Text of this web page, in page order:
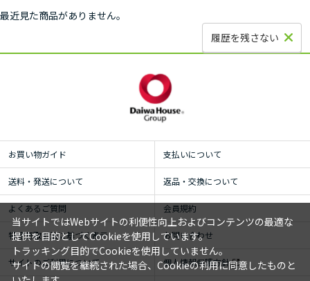
最近見た商品がありません。
履歴を残さない
お買い物ガイド 支払いについて
送料・発送について 返品・交換について
よくあるご質問 会員規約
特定商取引法に基づく表示 お問い合わせ
サイトのご利用について 個人情報保護方針
当サイトではWebサイトの利便性向上およびコンテンツの最適な
提供を目的としてCookieを使用しています。
トラッキング目的でCookieを使用していません。
サイトの閲覧を継続された場合、Cookieの利用に同意したものと